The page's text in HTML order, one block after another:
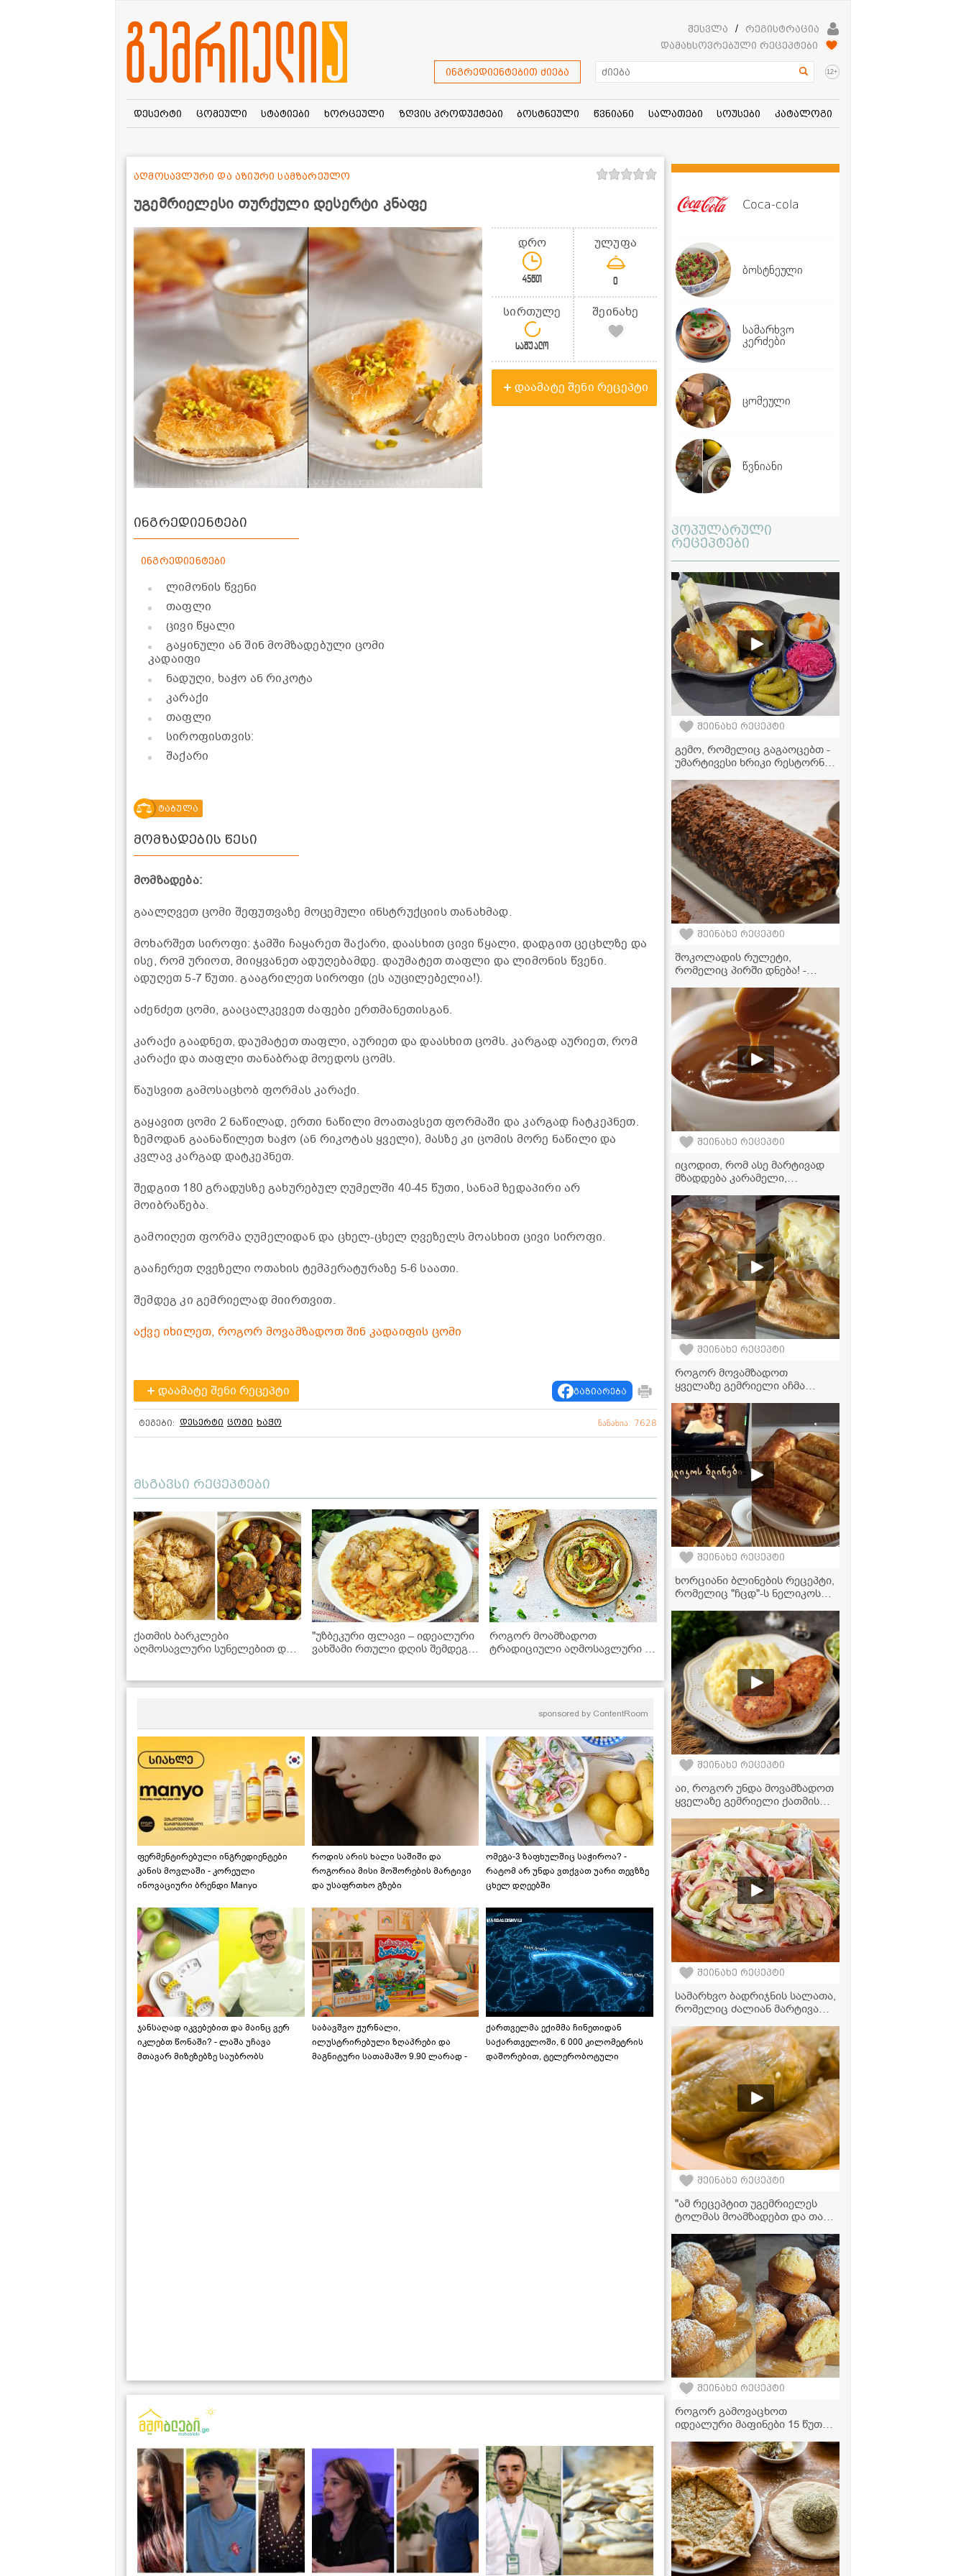
შესვლა /
რეგისტრაცია
დამახსოვრებული რეცეპტები
ინგრედიენტებით ძიება 12+
დესერტი ცომეული სტატიები ხორცეული ზღვის პროდუქტები ბოსტნეული წვნიანი სალათები სოუსები კატალოგი
უგემრიელესი თურქული დესერტი კნაფე
აღმოსავლური და აზიური სამზარეულო
დრო
45წთ
ულუფა
0
სირთულე
საშუალო
შეინახე
დაამატე შენი რეცეპტი
ინგრედიენტები
ინგრედიენტები
ლიმონის წვენი
თაფლი
ცივი წყალი
გაყინული ან შინ მომზადებული ცომი
კადაიფი
ნადუღი, ხაჭო ან რიკოტა
კარაქი
თაფლი
სიროფისთვის:
შაქარი
ტაბულა
მომზადების წესი
მომზადება:
გაალღვეთ ცომი შეფუთვაზე მოცემული ინსტრუქციის თანახმად.
მოხარშეთ სიროფი: ჯამში ჩაყარეთ შაქარი, დაასხით ცივი წყალი, დადგით ცეცხლზე და
ისე, რომ ურიოთ, მიიყვანეთ ადუღებამდე. დაუმატეთ თაფლი და ლიმონის წვენი.
ადუღეთ 5-7 წუთი. გააგრილეთ სიროფი (ეს აუცილებელია!).
აძენძეთ ცომი, გააცალკევეთ ძაფები ერთმანეთისგან.
კარაქი გაადნეთ, დაუმატეთ თაფლი, აურიეთ და დაასხით ცომს. კარგად აურიეთ, რომ
კარაქი და თაფლი თანაბრად მოედოს ცომს.
წაუსვით გამოსაცხობ ფორმას კარაქი.
გაყავით ცომი 2 ნაწილად, ერთი ნაწილი მოათავსეთ ფორმაში და კარგად ჩატკეპნეთ.
ზემოდან გაანაწილეთ ხაჭო (ან რიკოტას ყველი), მასზე კი ცომის მორე ნაწილი და
კვლავ კარგად დატკეპნეთ.
შედგით 180 გრადუსზე გახურებულ ღუმელში 40-45 წუთი, სანამ ზედაპირი არ
მოიბრაწება.
გამოიღეთ ფორმა ღუმელიდან და ცხელ-ცხელ ღვეზელს მოასხით ცივი სიროფი.
გააჩერეთ ღვეზელი ოთახის ტემპერატურაზე 5-6 საათი.
შემდეგ კი გემრიელად მიირთვით.
აქვე იხილეთ, როგორ მოვამზადოთ შინ კადაიფის ცომი
დაამატე შენი რეცეპტი გაზიარება
ტეგები: დესერტი ცომი ხაჭო ნანახია: 7628
მსგავსი რეცეპტები
ქათმის ბარკლები
აღმოსავლური სუნელებით და
"უზბეკური ფლავი – იდეალური
ვახშამი რთული დღის შემდეგ" -
როგორ მოამზადოთ
ტრადიციული აღმოსავლური
sponsored by ContentRoom
ფერმენტირებული ინგრედიენტები
კანის მოვლაში - კორეული
ინოვაციური ბრენდი Manyo
როდის არის ხალი საშიში და
როგორია მისი მოშორების მარტივი
და უსაფრთხო გზები
ომეგა-3 ზაფხულშიც საჭიროა? -
რატომ არ უნდა ვთქვათ უარი თევზზე
ცხელ დღეებში
ჯანსაღად იკვებებით და მაინც ვერ
იკლებთ წონაში? - ლაშა უჩავა
მთავარ მიზეზებზე საუბრობს
საბავშვო ჟურნალი,
ილუსტრირებული ზღაპრები და
მაგნიტური სათამაშო 9.90 ლარად -
ქართველმა ექიმმა ჩინეთიდან
საქართველოში, 6 000 კილომეტრის
დაშორებით, ტელერობოტული
Coca-cola
ბოსტნეული
სამარხვო
კერძები
ცომეული
წვნიანი
პოპულარული
რეცეპტები
შეინახე რეცეპტი
გემო, რომელიც გაგაოცებთ -
უმარტივესი ხრიკი რესტორნის
კარტოფილისთვის
შეინახე რეცეპტი
შოკოლადის რულეტი,
რომელიც პირში დნება! -
შეინახე რეცეპტი
იცოდით, რომ ასე მარტივად
მზადდება კარამელი,
დაამშვენებს - ვიდეორეცეპტი
შეინახე რეცეპტი
როგორ მოვამზადოთ
ყველაზე გემრიელი აჩმა
რეცეპტი, რომელიც ყველას
მოეწონება!
შეინახე რეცეპტი
ხორციანი ბლინების რეცეპტი,
რომელიც "ჩცდ"-ს ნელიკოს
ძალიან ჰგავს!
შეინახე რეცეპტი
აი, როგორ უნდა მოვამზადოთ
ყველაზე გემრიელი ქათმის
შეინახე რეცეპტი
სამარხვო ბადრიჯნის სალათა,
რომელიც ძალიან მარტივად
უგემრიელესია
შეინახე რეცეპტი
"ამ რეცეპტით უგემრიელეს
ტოლმას მოამზადებთ და თან
ვიდეორეცეპტი
შეინახე რეცეპტი
როგორ გამოვაცხოთ
იდეალური მაფინები 15 წუთში
რეცეპტი